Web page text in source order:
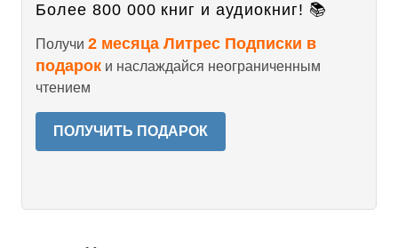
Более 800 000 книг и аудиокниг! 📚
Получи 2 месяца Литрес Подписки в
подарок и наслаждайся неограниченным
чтением
ПОЛУЧИТЬ ПОДАРОК